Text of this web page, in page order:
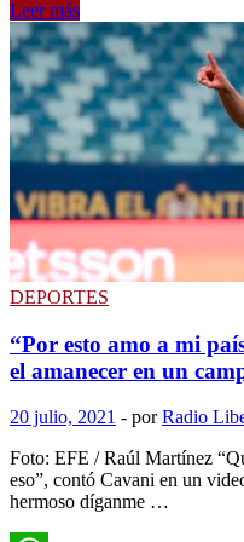
Compartir
Clásico:
Piquerez
es
duda
en
Peñarol
y
Nacional
cambios
en
todas
las
líneas
Leer más
DEPORTES
“Por esto amo a mi
el amanecer en un
20 julio, 2021 - porRadio
Foto: EFE / Raúl Martínez
eso”, contó Cavani en un
hermoso díganme …